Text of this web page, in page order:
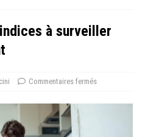
à surveiller
Commentaires fermés